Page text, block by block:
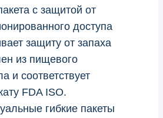
с защитой от
доступа
защиту от запаха
из пищевого
и соответствует
FDA ISO.
гибкие пакеты